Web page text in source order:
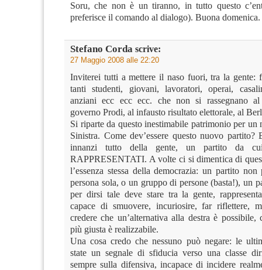
Soru, che non è un tiranno, in tutto questo
preferisce il comando al dialogo). Buona domenica.
Stefano Corda scrive:
27 Maggio 2008 alle 22:20
Inviterei tutti a mettere il naso fuori, tra la gente:
tanti studenti, giovani, lavoratori, operai,
anziani ecc ecc ecc. che non si rassegnano
governo Prodi, al infausto risultato elettorale, al
Si riparte da questo inestimabile patrimonio per un
Sinistra. Come dev’essere questo nuovo partito?
innanzi tutto della gente, un partito da
RAPPRESENTATI. A volte ci si dimentica di
l’essenza stessa della democrazia: un partito non
persona sola, o un gruppo di persone (basta!), un
per dirsi tale deve stare tra la gente,
capace di smuovere, incuriosire, far riflettere,
credere che un’alternativa alla destra è possibile,
più giusta è realizzabile.
Una cosa credo che nessuno può negare: le
state un segnale di sfiducia verso una classe
sempre sulla difensiva, incapace di incidere